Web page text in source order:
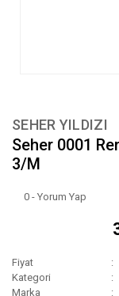
SEHER YILDIZI
Seher 0001
3/M
0 - Yorum Yap
Fiyat
Kategori
Marka